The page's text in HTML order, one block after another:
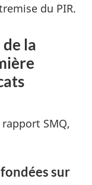
du PIR.
la
SMQ,
sur